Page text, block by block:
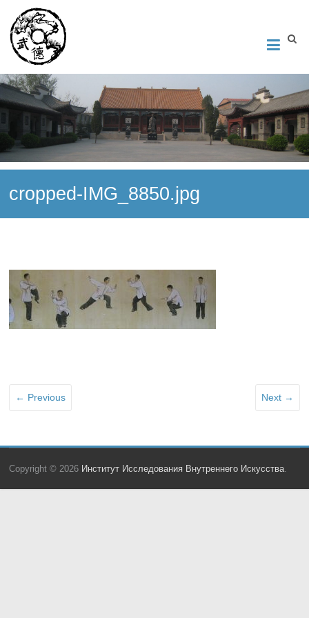
Институт Исследования Внутреннего Искусства
Школа тайцзи-цюань стиля Чэнь, Петербург. Руководитель
Андрей Середняков.
cropped-IMG_8850.jpg
← Previous Next →
Copyright © 2026 Институт Исследования Внутреннего Искусства.